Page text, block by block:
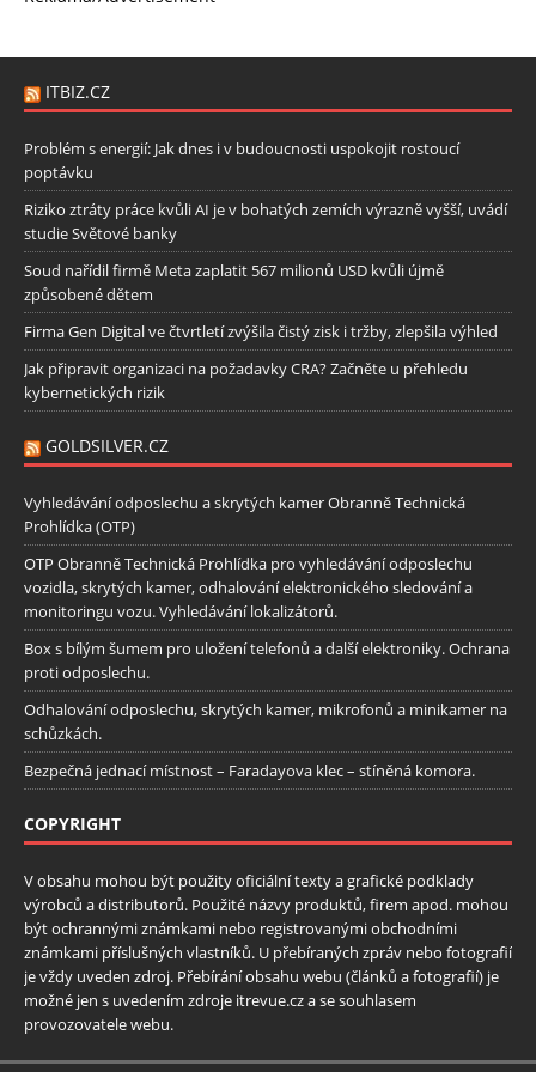
ITBIZ.CZ
Problém s energií: Jak dnes i v budoucnosti uspokojit rostoucí
poptávku
Riziko ztráty práce kvůli AI je v bohatých zemích výrazně vyšší, uvádí
studie Světové banky
Soud nařídil firmě Meta zaplatit 567 milionů USD kvůli újmě
způsobené dětem
Firma Gen Digital ve čtvrtletí zvýšila čistý zisk i tržby, zlepšila výhled
Jak připravit organizaci na požadavky CRA? Začněte u přehledu
kybernetických rizik
GOLDSILVER.CZ
Vyhledávání odposlechu a skrytých kamer Obranně Technická
Prohlídka (OTP)
OTP Obranně Technická Prohlídka pro vyhledávání odposlechu
vozidla, skrytých kamer, odhalování elektronického sledování a
monitoringu vozu. Vyhledávání lokalizátorů.
Box s bílým šumem pro uložení telefonů a další elektroniky. Ochrana
proti odposlechu.
Odhalování odposlechu, skrytých kamer, mikrofonů a minikamer na
schůzkách.
Bezpečná jednací místnost – Faradayova klec – stíněná komora.
COPYRIGHT
V obsahu mohou být použity oficiální texty a grafické podklady
výrobců a distributorů. Použité názvy produktů, firem apod. mohou
být ochrannými známkami nebo registrovanými obchodními
známkami příslušných vlastníků. U přebíraných zpráv nebo fotografií
je vždy uveden zdroj. Přebírání obsahu webu (článků a fotografií) je
možné jen s uvedením zdroje itrevue.cz a se souhlasem
provozovatele webu.